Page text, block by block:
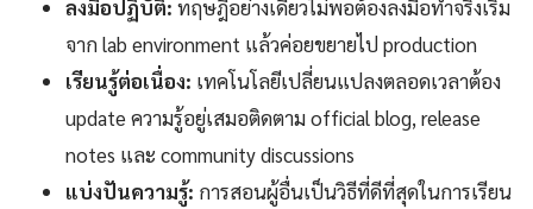
ลงมือปฏิบัติ: ทฤษฎีอย่างเดียวไม่พอต้องลงมือทำจริงเริ่ม
จาก lab environment แล้วค่อยขยายไป production
เรียนรู้ต่อเนื่อง: เทคโนโลยีเปลี่ยนแปลงตลอดเวลาต้อง
update ความรู้อยู่เสมอติดตาม official blog, release
notes และ community discussions
แบ่งปันความรู้: การสอนผู้อื่นเป็นวิธีที่ดีที่สุดในการเรียน